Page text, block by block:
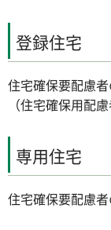
登録住宅
住宅確保要配慮
（住宅確保用配
専用住宅
住宅確保要配慮